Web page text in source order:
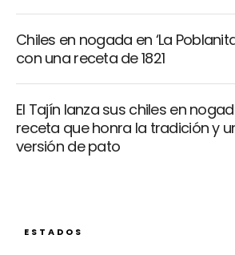
Chiles en nogada en ‘La
con una receta de 1821
El Tajín lanza sus chiles en
receta que honra la tradición y
versión de pato
ESTADOS